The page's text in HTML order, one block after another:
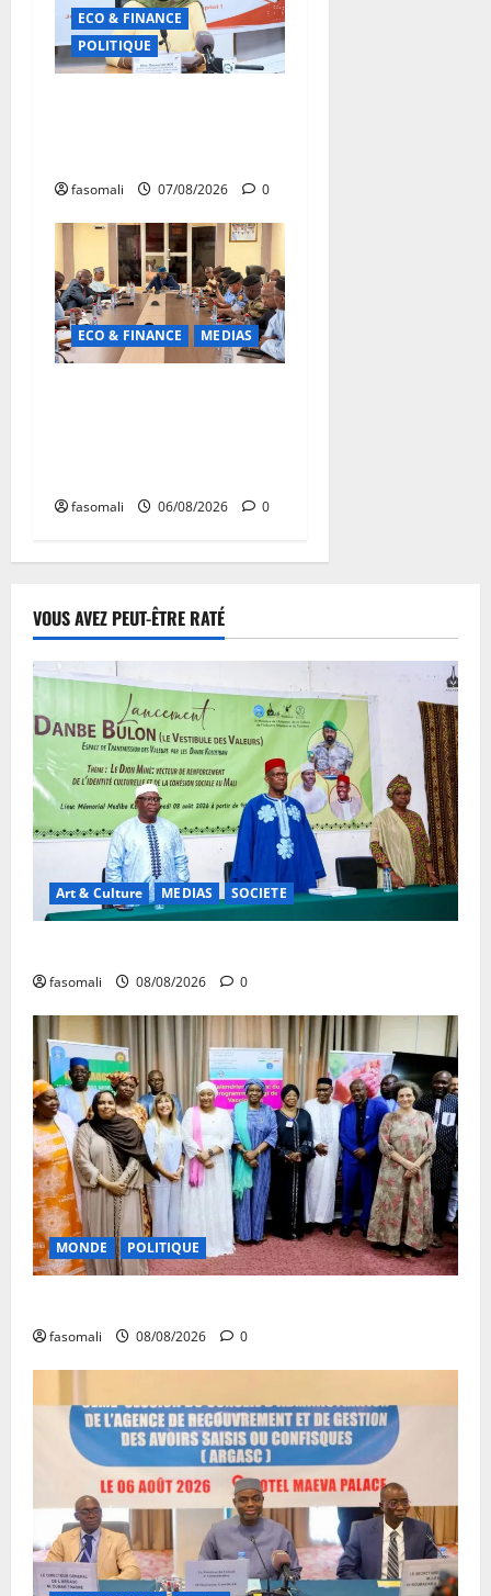
ECO & FINANCE
POLITIQUE
fasomali 07/08/2026 0
ECO & FINANCE MEDIAS
fasomali 06/08/2026 0
VOUS AVEZ PEUT-ÊTRE RATÉ
Art & Culture MEDIAS SOCIETE
fasomali 08/08/2026 0
MONDE POLITIQUE
fasomali 08/08/2026 0